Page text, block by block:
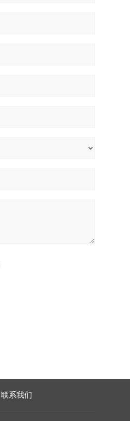
联系我们